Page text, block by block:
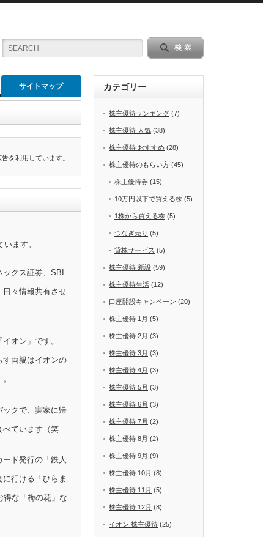
サイトマップ
を利用しています。
ます。
ックス証券、SBI
日々情報共有させ
オン」です。
す両親はイオンの
ックで、実家に帰
べています（笑
ド発行の「鉄人
行ける「ひらま
得な「梅の花」な
カテゴリー
株主優待ランキング (7)
株主優待 人気 (38)
株主優待 おすすめ (28)
株主優待のもらい方 (45)
株主優待券 (15)
10万円以下で買える株 (5)
1株から買える株 (5)
つなぎ売り (5)
貸株サービス (5)
株主優待 新設 (59)
株主優待生活 (12)
口座開設キャンペーン (20)
株主優待 1月 (5)
株主優待 2月 (3)
株主優待 3月 (3)
株主優待 4月 (3)
株主優待 5月 (3)
株主優待 6月 (3)
株主優待 7月 (2)
株主優待 8月 (2)
株主優待 9月 (9)
株主優待 10月 (8)
株主優待 11月 (5)
株主優待 12月 (8)
イオン 株主優待 (25)